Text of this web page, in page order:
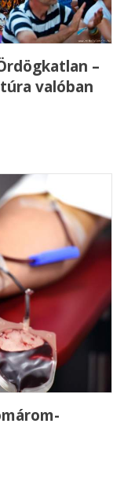
–
valóban